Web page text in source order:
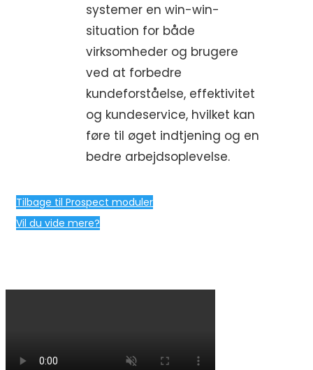
systemer en win-win-
situation for både
virksomheder og brugere
ved at forbedre
kundeforståelse, effektivitet
og kundeservice, hvilket kan
føre til øget indtjening og en
bedre arbejdsoplevelse.
Tilbage til Prospect moduler
Vil du vide mere?